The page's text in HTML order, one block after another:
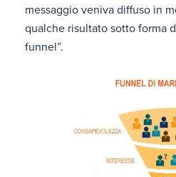
messaggio veniva diffuso in
qualche risultato sotto forma
funnel”.